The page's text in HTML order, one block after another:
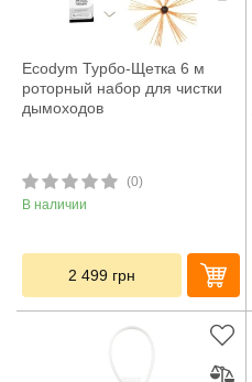
Ecodym Турбо-Щетка 6 м
роторный набор для чистки
дымоходов
(0)
В наличии
2 499 грн